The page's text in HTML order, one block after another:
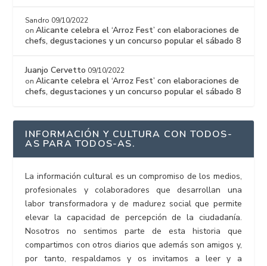
Sandro 09/10/2022
onAlicante celebra el ‘Arroz Fest’ con elaboraciones de
chefs, degustaciones y un concurso popular el sábado 8
Juanjo Cervetto 09/10/2022
onAlicante celebra el ‘Arroz Fest’ con elaboraciones de
chefs, degustaciones y un concurso popular el sábado 8
INFORMACIÓN Y CULTURA CON TODOS-
AS PARA TODOS-AS.
La información cultural es un compromiso de los medios,
profesionales y colaboradores que desarrollan una
labor transformadora y de madurez social que permite
elevar la capacidad de percepción de la ciudadanía.
Nosotros no sentimos parte de esta historia que
compartimos con otros diarios que además son amigos y,
por tanto, respaldamos y os invitamos a leer y a